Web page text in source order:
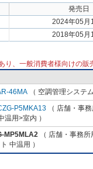
発売日
2024年05月
2018年05月
、一般消費者様向けの販
46MA （ 空調管理システ
P5MKA13 （ 店舗・事
温用>室内 ）
MP5MLA2 （ 店舗・事務
中温用 ）